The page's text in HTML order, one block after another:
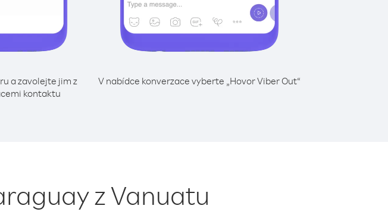
a zavolejte jim z
kontaktu
V nabídce konverzace vyberte „Hovor Viber Out“
z Vanuatu